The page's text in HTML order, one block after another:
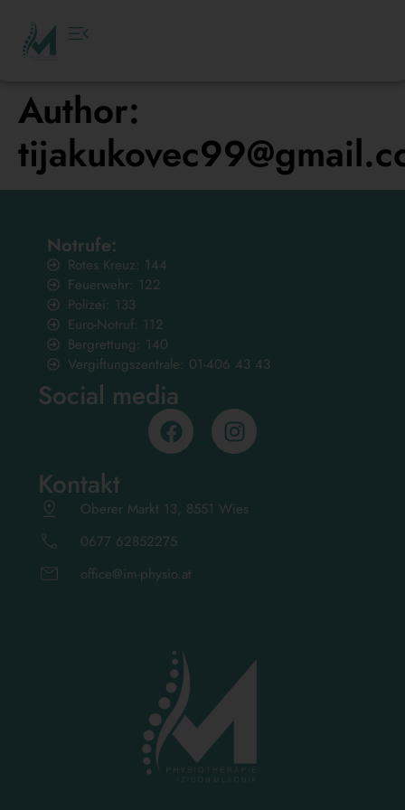
Author:
Kontakt
Oberer Markt 13, 8551 Wies
0677 62852275
office@im-physio.at
Notrufe:
Rotes Kreuz: 144
Feuerwehr: 122
Polizei: 133
Euro-Notruf: 112
Bergrettung: 140
Vergiftungszentrale: 01-406 43 43
Social media